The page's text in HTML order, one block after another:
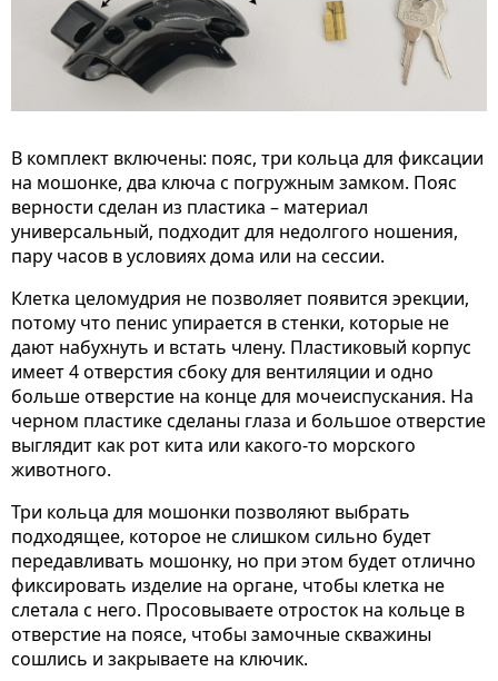
В комплект включены: пояс, три кольца для фиксации
на мошонке, два ключа с погружным замком. Пояс
верности сделан из пластика – материал
универсальный, подходит для недолгого ношения,
пару часов в условиях дома или на сессии.
Клетка целомудрия не позволяет появится эрекции,
потому что пенис упирается в стенки, которые не
дают набухнуть и встать члену. Пластиковый корпус
имеет 4 отверстия сбоку для вентиляции и одно
больше отверстие на конце для мочеиспускания. На
черном пластике сделаны глаза и большое отверстие
выглядит как рот кита или какого-то морского
животного.
Три кольца для мошонки позволяют выбрать
подходящее, которое не слишком сильно будет
передавливать мошонку, но при этом будет отлично
фиксировать изделие на органе, чтобы клетка не
слетала с него. Просовываете отросток на кольце в
отверстие на поясе, чтобы замочные скважины
сошлись и закрываете на ключик.